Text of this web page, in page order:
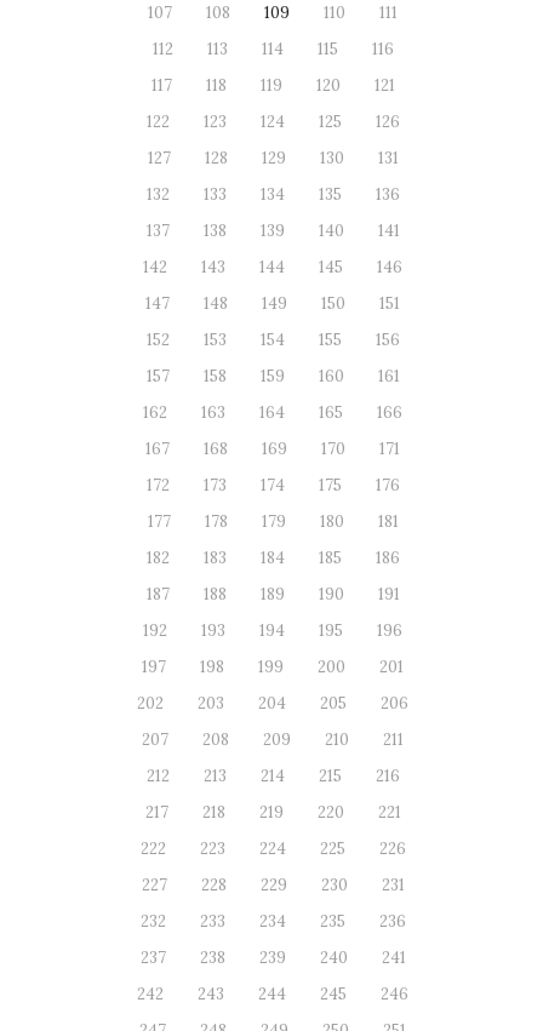
107
108 109 110
111
112
113 114 115
116
117
118 119 120
121
122
123 124 125
126
127
128 129 130
131
132
133 134 135
136
137
138 139 140
141
142
143 144 145
146
147
148 149 150
151
152
153 154 155
156
157
158 159 160
161
162
163 164 165
166
167
168 169 170
171
172
173 174 175
176
177
178 179 180
181
182
183 184 185
186
187
188 189 190
191
192
193 194 195
196
197
198 199 200
201
202
203 204 205
206
207
208 209 210
211
212
213 214 215
216
217
218 219 220
221
222
223 224 225
226
227
228 229 230
231
232
233 234 235
236
237
238 239 240
241
242
243 244 245
246